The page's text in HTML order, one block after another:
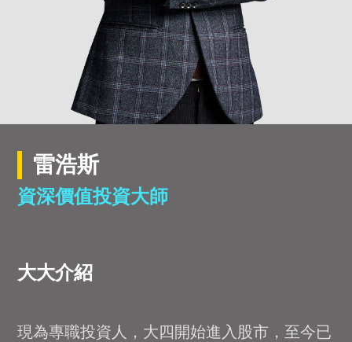
雷浩斯
資深價值投資大師
大大介紹
現為專職投資人，大四開始進入股市，至今已